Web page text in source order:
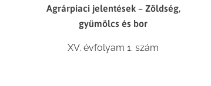
Agrárpiaci jelentések – Zöldség,
gyümölcs és bor
XV. évfolyam 1. szám